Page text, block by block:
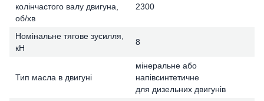
колінчастого валу двигуна,
об/хв
2300
Номінальне тягове зусилля,
кН
8
Тип масла в двигуні
мінеральне або
напівсинтетичне
для дизельних двигунів